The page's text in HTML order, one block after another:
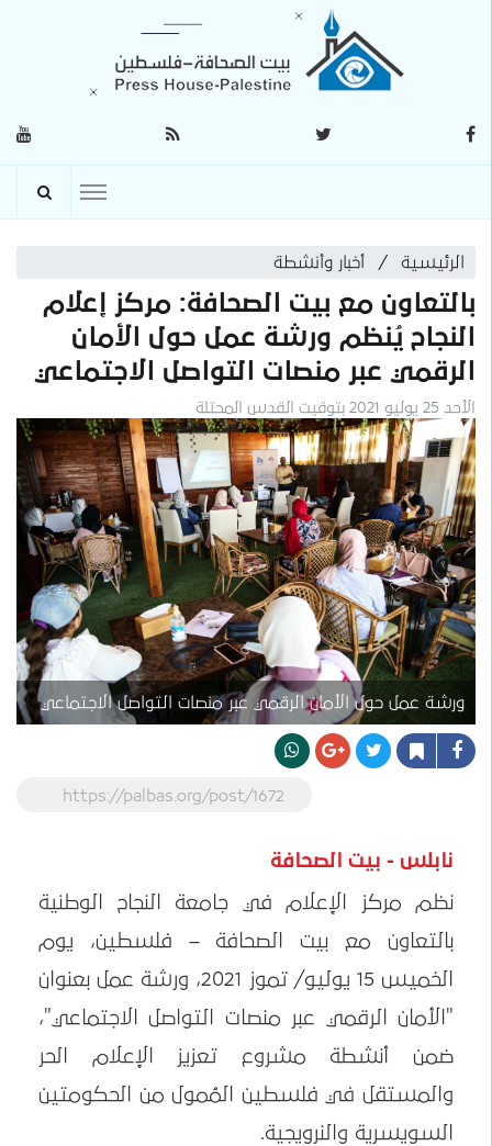
الرئيسية أخبار وأنشطة
بالتعاون مع بيت الصحافة: مركز إعلام
النجاح يُنظم ورشة عمل حول الأمان
الرقمي عبر منصات التواصل الاجتماعي
الأحد 25 يوليو 2021 بتوقيت القدس المحتلة
ورشة عمل حول الأمان الرقمي عبر منصات التواصل الاجتماعي
https://palbas.org/post/1672
نابلس - بيت الصحافة
نظم مركز الإعلام في جامعة النجاح الوطنية
بالتعاون مع بيت الصحافة – فلسطين، يوم
الخميس 15 يوليو/ تموز 2021، ورشة عمل بعنوان
"الأمان الرقمي عبر منصات التواصل الاجتماعي"،
ضمن أنشطة مشروع تعزيز الإعلام الحر
والمستقل في فلسطين المُمول من الحكومتين
السويسرية والنرويجية.